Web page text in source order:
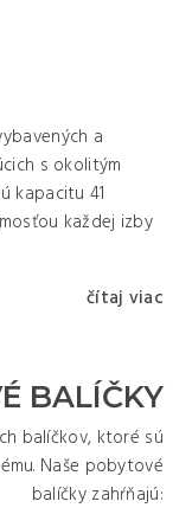
a
s okolitým
kapacitu 41
každej izby
čítaj viac
BALÍČKY
balíčkov, ktoré sú
Naše pobytové
balíčky zahŕňajú: